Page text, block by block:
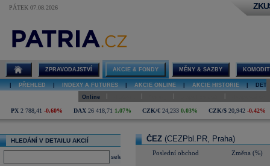
PÁTEK 07.08.2026
ČEZ online
ZPRAVODAJSTVÍ AKCIE & FONDY MĚNY & SAZBY
PŘEHLED INDEXY A FUTURES AKCIE ONLINE AKCIE HISTORIE
Online
PX 2 788,41 -0,60% DAX 26 418,71 1,07% CZK/€ 24,233 0,03% CZK/$ 20,942 -0,42%
HLEDÁNÍ V DETAILU AKCIÍ
select
ČEZ (CEZPbl.PR, Praha)
Poslední obchod Změna (%)